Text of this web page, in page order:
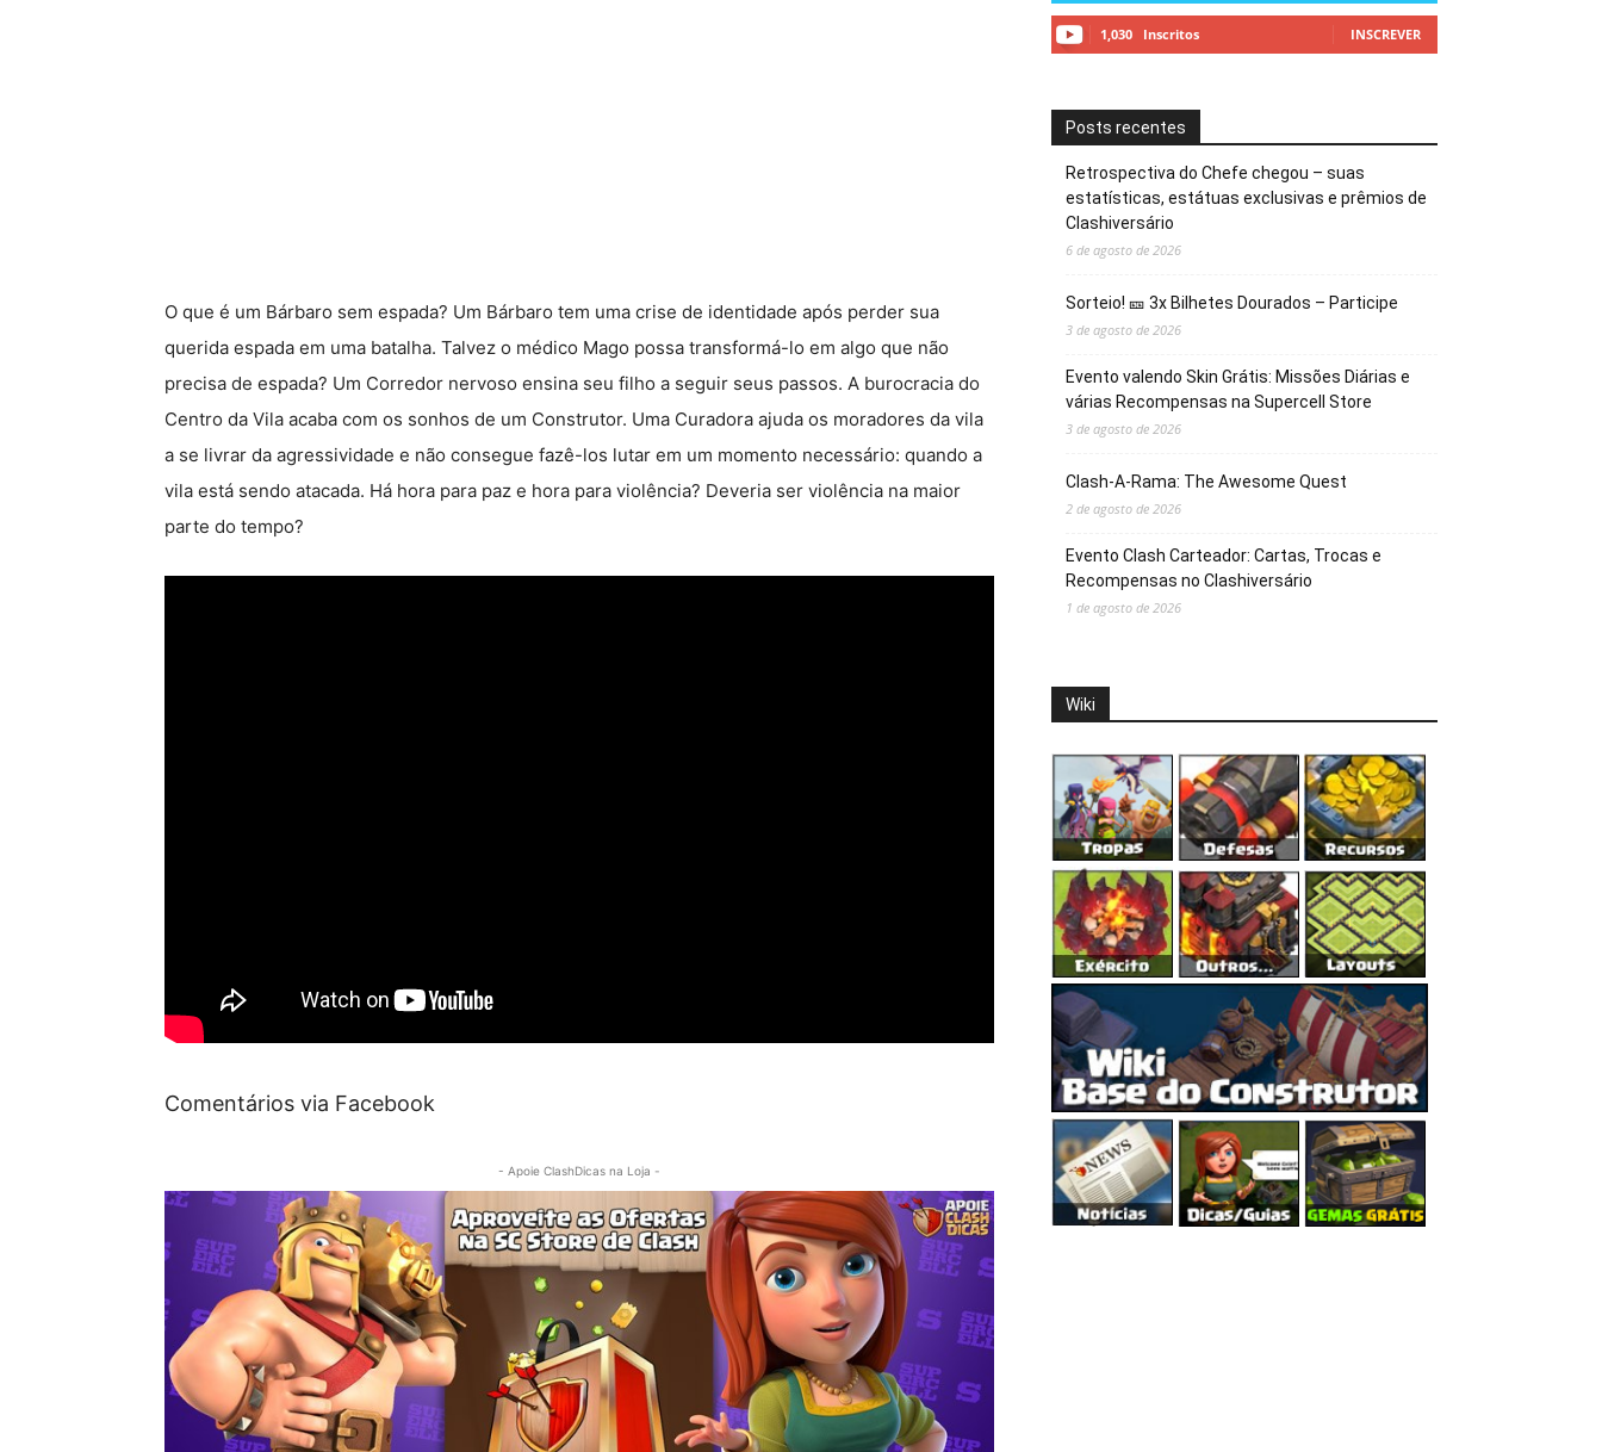
O que é um Bárbaro sem espada? Um Bárbaro tem uma crise de identidade após perder sua
querida espada em uma batalha. Talvez o médico Mago possa transformá-lo em algo que não
precisa de espada? Um Corredor nervoso ensina seu filho a seguir seus passos. A burocracia do
Centro da Vila acaba com os sonhos de um Construtor. Uma Curadora ajuda os moradores da vila
a se livrar da agressividade e não consegue fazê-los lutar em um momento necessário: quando a
vila está sendo atacada. Há hora para paz e hora para violência? Deveria ser violência na maior
parte do tempo?
Comentários via Facebook
- Apoie ClashDicas na Loja -
1,030 Inscritos INSCREVER
Posts recentes
Retrospectiva do Chefe chegou – suas
estatísticas, estátuas exclusivas e prêmios de
Clashiversário
6 de agosto de 2026
Sorteio! 🎫 3x Bilhetes Dourados – Participe
3 de agosto de 2026
Evento valendo Skin Grátis: Missões Diárias e
várias Recompensas na Supercell Store
3 de agosto de 2026
Clash-A-Rama: The Awesome Quest
2 de agosto de 2026
Evento Clash Carteador: Cartas, Trocas e
Recompensas no Clashiversário
1 de agosto de 2026
Wiki